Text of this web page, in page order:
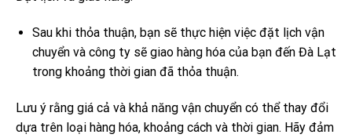
Sau khi thỏa thuận, bạn sẽ thực hiện việc đặt lịch vận
chuyển và công ty sẽ giao hàng hóa của bạn đến Đà Lạt
trong khoảng thời gian đã thỏa thuận.
Lưu ý rằng giá cả và khả năng vận chuyển có thể thay đổi
dựa trên loại hàng hóa, khoảng cách và thời gian. Hãy đảm